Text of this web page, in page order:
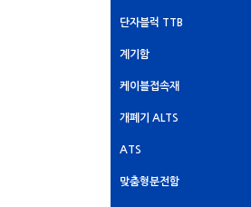
단자블럭 TTB
계기함
케이블접속재
개폐기 ALTS
ATS
맞춤형분전함